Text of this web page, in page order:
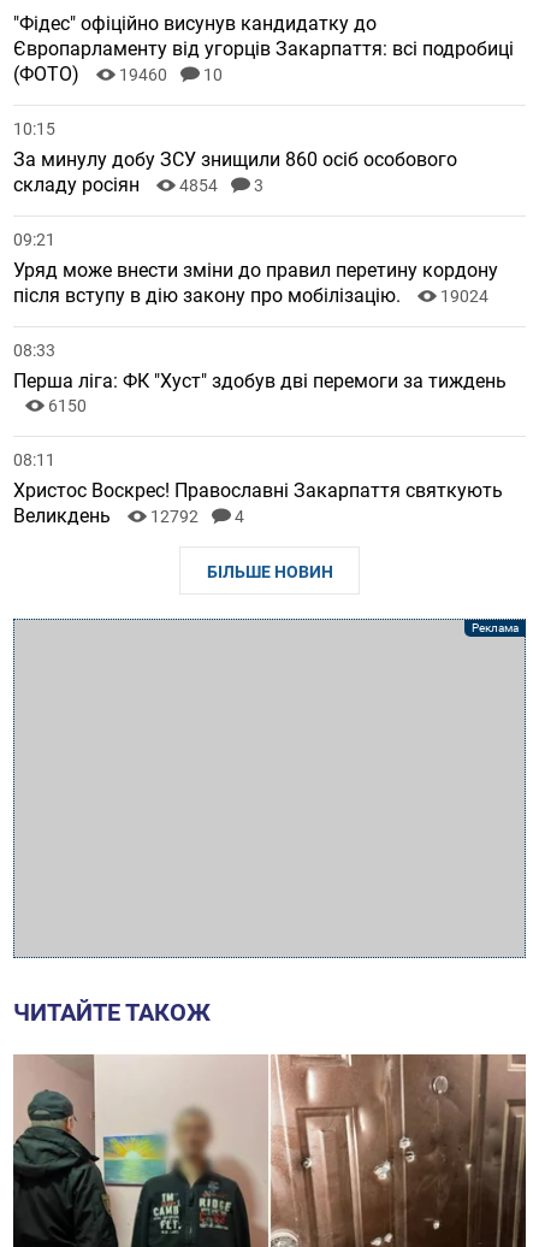
"Фідес" офіційно висунув кандидатку до
Європарламенту від угорців Закарпаття: всі подробиці
(ФОТО)
19460 10
10:15
За минулу добу ЗСУ знищили 860 осіб особового
складу росіян
4854 3
09:21
Уряд може внести зміни до правил перетину кордону
після вступу в дію закону про мобілізацію.
19024
08:33
Перша ліга: ФК "Хуст" здобув дві перемоги за тиждень
6150
08:11
Христос Воскрес! Православні Закарпаття святкують
Великдень
12792 4
БІЛЬШЕ НОВИН
ЧИТАЙТЕ ТАКОЖ